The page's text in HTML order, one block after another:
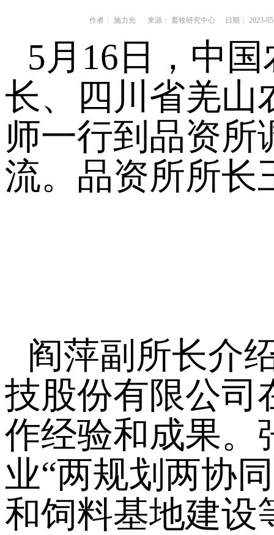
作者： 施力光 来源： 畜牧研究中心 日期： 2023-
5月16日，中
长、四川省羌山
师一行到品资所
流。品资所所长
阎萍副所长介
技股份有限公司
作经验和成果。
业“两规划两协
和饲料基地建设